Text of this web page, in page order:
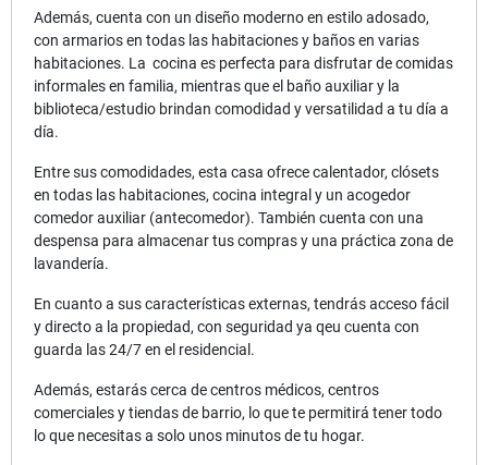
Además, cuenta con un diseño moderno en estilo adosado,
con armarios en todas las habitaciones y baños en varias
habitaciones. La cocina es perfecta para disfrutar de comidas
informales en familia, mientras que el baño auxiliar y la
biblioteca/estudio brindan comodidad y versatilidad a tu día a
día.
Entre sus comodidades, esta casa ofrece calentador, clósets
en todas las habitaciones, cocina integral y un acogedor
comedor auxiliar (antecomedor). También cuenta con una
despensa para almacenar tus compras y una práctica zona de
lavandería.
En cuanto a sus características externas, tendrás acceso fácil
y directo a la propiedad, con seguridad ya qeu cuenta con
guarda las 24/7 en el residencial.
Además, estarás cerca de centros médicos, centros
comerciales y tiendas de barrio, lo que te permitirá tener todo
lo que necesitas a solo unos minutos de tu hogar.